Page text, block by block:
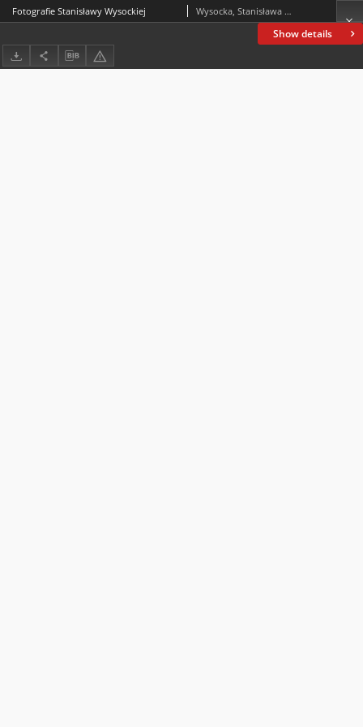
Show details
Fotografie Stanisławy Wysockiej Wysocka, Stanisława (1877-1941)